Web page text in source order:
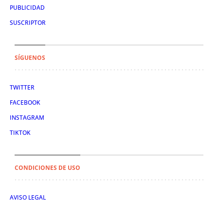
PUBLICIDAD
SUSCRIPTOR
SÍGUENOS
TWITTER
FACEBOOK
INSTAGRAM
TIKTOK
CONDICIONES DE USO
AVISO LEGAL